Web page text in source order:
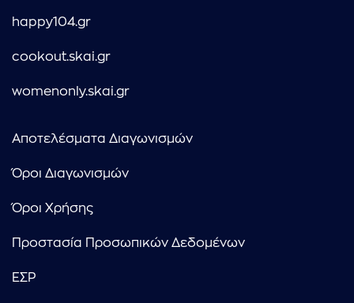
happy104.gr
cookout.skai.gr
womenonly.skai.gr
Αποτελέσματα Διαγωνισμών
Όροι Διαγωνισμών
Όροι Χρήσης
Προστασία Προσωπικών Δεδομένων
ΕΣΡ